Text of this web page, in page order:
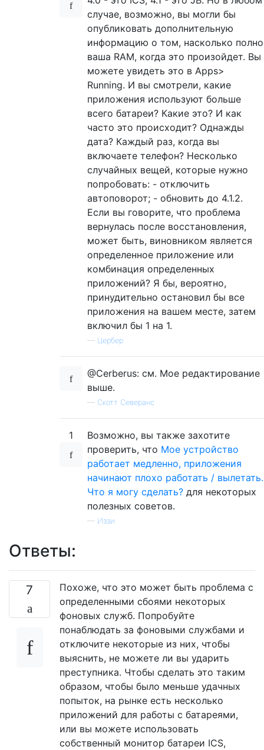
случае, возможно, вы могли бы
опубликовать дополнительную
информацию о том, насколько полно
ваша RAM, когда это произойдет. Вы
можете увидеть это в Apps>
Running. И вы смотрели, какие
приложения используют больше
всего батареи? Какие это? И как
часто это происходит? Однажды
дата? Каждый раз, когда вы
включаете телефон? Несколько
случайных вещей, которые нужно
попробовать: - отключить
автоповорот; - обновить до 4.1.2.
Если вы говорите, что проблема
вернулась после восстановления,
может быть, виновником является
определенное приложение или
комбинация определенных
приложений? Я бы, вероятно,
принудительно остановил бы все
приложения на вашем месте, затем
включил бы 1 на 1.
— Цербер
@Cerberus: см. Мое редактирование
выше.
— Скотт Северанс
1
Возможно, вы также захотите
проверить, что Мое устройство
работает медленно, приложения
начинают плохо работать / вылетать.
Что я могу сделать? для некоторых
полезных советов.
— Иззи
Ответы:
7
Похоже, что это может быть проблема с
определенными сбоями некоторых
фоновых служб. Попробуйте
понаблюдать за фоновыми службами и
отключите некоторые из них, чтобы
выяснить, не можете ли вы ударить
преступника. Чтобы сделать это таким
образом, чтобы было меньше удачных
попыток, на рынке есть несколько
приложений для работы с батареями,
или вы можете использовать
собственный монитор батареи ICS,